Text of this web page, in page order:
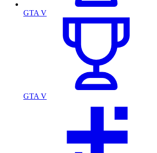
GTA V
GTA V